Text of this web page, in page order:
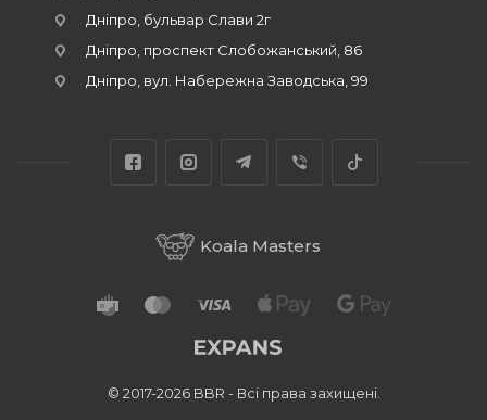
Дніпро, бульвар Слави 2г
Дніпро, проспект Слобожанський, 86
Дніпро, вул. Набережна Заводська, 99
Koala Masters
© 2017-2026 BBR - Всі права захищені.